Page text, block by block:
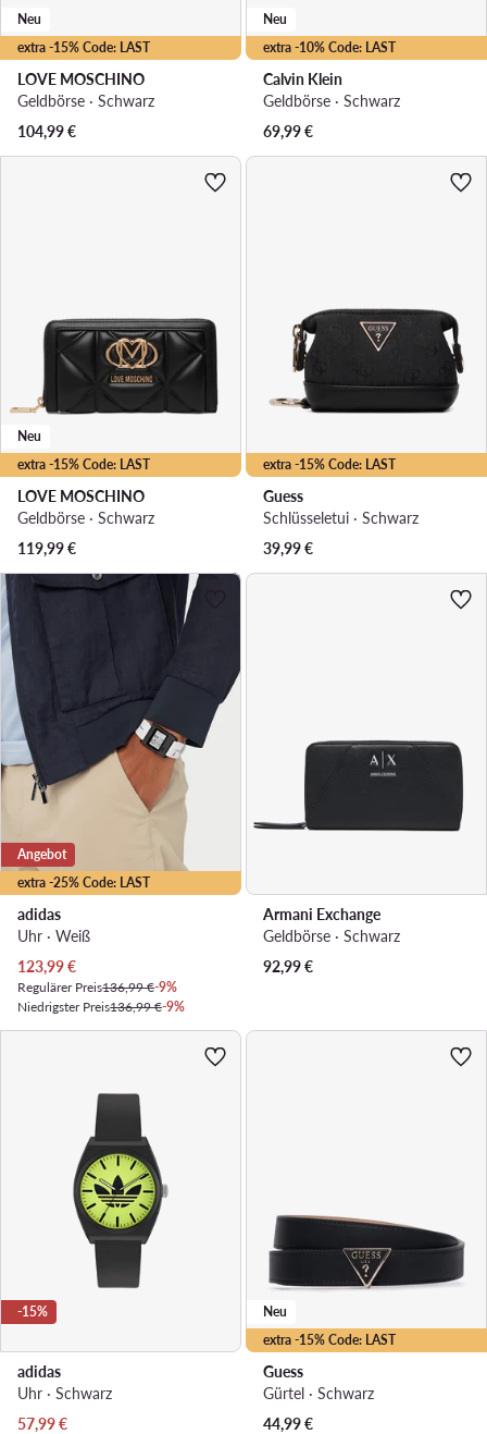
extra -15% Code: LAST
Neu
LOVE MOSCHINO
Geldbörse · Schwarz
104,99€
extra -10% Code: LAST
Neu
Calvin Klein
Geldbörse · Schwarz
69,99€
extra -15% Code: LAST
Neu
LOVE MOSCHINO
Geldbörse · Schwarz
119,99€
extra -15% Code: LAST
Guess
Schlüsseletui · Schwarz
39,99€
extra -25% Code: LAST
Angebot
adidas
Uhr · Weiß
Aktueller Preis
123,99€
Regulärer Preis136,99 €-9%
Niedrigster Preis136,99 €-9%
Armani Exchange
Geldbörse · Schwarz
92,99€
-15%
adidas
Uhr · Schwarz
Aktueller Preis
57,99€
extra -15% Code: LAST
Neu
Guess
Gürtel · Schwarz
44,99€